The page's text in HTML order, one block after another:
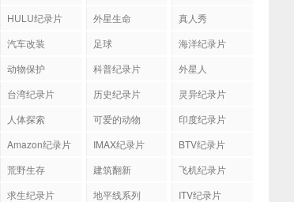
HULU纪录片
外星生命
真人秀
汽车改装
足球
海洋纪录片
动物保护
科普纪录片
外星人
台湾纪录片
历史纪录片
灵异纪录片
人体探索
可爱的动物
印度纪录片
Amazon纪录片
IMAX纪录片
BTV纪录片
荒野生存
建筑翻新
飞机纪录片
求生纪录片
地平线系列
ITV纪录片